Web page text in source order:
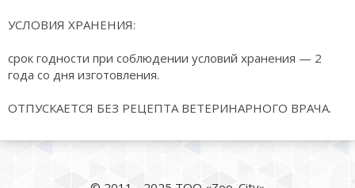
УСЛОВИЯ ХРАНЕНИЯ:
срок годности при соблюдении условий хранения — 2
года со дня изготовления.
ОТПУСКАЕТСЯ БЕЗ РЕЦЕПТА ВЕТЕРИНАРНОГО ВРАЧА.